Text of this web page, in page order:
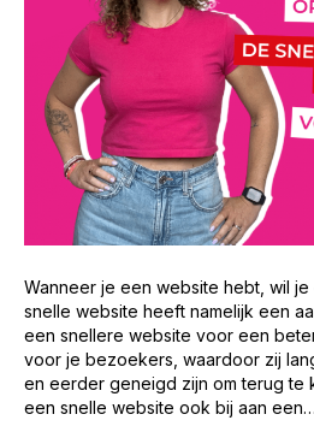
Wanneer je een website hebt, wil
snelle website heeft namelijk een
een snellere website voor een
voor je bezoekers, waardoor zij
en eerder geneigd zijn om terug te
een snelle website ook bij aan een…